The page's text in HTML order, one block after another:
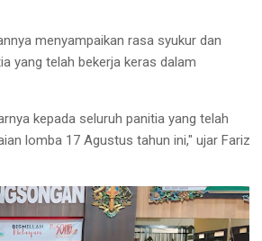
menyampaikan rasa syukur dan
yang telah bekerja keras dalam
kepada seluruh panitia yang telah
lomba 17 Agustus tahun ini," ujar Fariz